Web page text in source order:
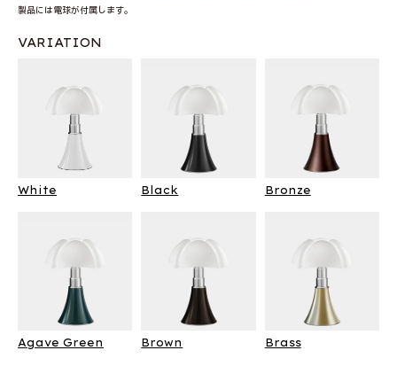
製品には電球が付属します。
VARIATION
White Black Bronze
Agave Green Brown Brass